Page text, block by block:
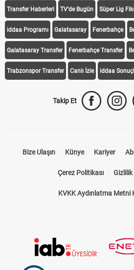
Transfer Haberleri TV'de Bugün Süper Lig
iddaa Programı Galatasaray Fenerbahçe
Galatasaray Transfer Fenerbahçe Transfer
Trabzonspor Transfer Canlı İzle iddaa
Takip Et
Bize Ulaşın Künye Kariyer
Çerez Politikası Gizlilik
KVKK Aydınlatma Metni